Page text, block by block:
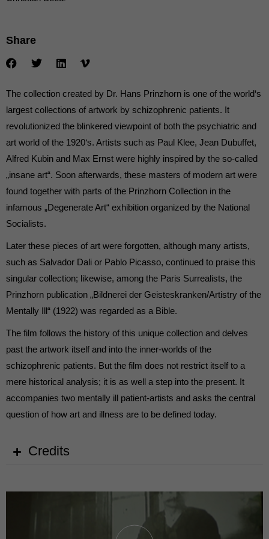
Share
The collection created by Dr. Hans Prinzhorn is one of the world‘s
largest collections of artwork by schizophrenic patients. It
revolutionized the blinkered viewpoint of both the psychiatric and
art world of the 1920‘s. Artists such as Paul Klee, Jean Dubuffet,
Alfred Kubin and Max Ernst were highly inspired by the so-called
„insane art“. Soon afterwards, these masters of modern art were
found together with parts of the Prinzhorn Collection in the
infamous „Degenerate Art“ exhibition organized by the National
Socialists.
Later these pieces of art were forgotten, although many artists,
such as Salvador Dali or Pablo Picasso, continued to praise this
singular collection; likewise, among the Paris Surrealists, the
Prinzhorn publication „Bildnerei der Geisteskranken/Artistry of the
Mentally Ill“ (1922) was regarded as a Bible.
The film follows the history of this unique collection and delves
past the artwork itself and into the inner-worlds of the
schizophrenic patients. But the film does not restrict itself to a
mere historical analysis; it is as well a step into the present. It
accompanies two mentally ill patient-artists and asks the central
question of how art and illness are to be defined today.
Credits
die einwandfreie Funktion der Website erforderlich.
Externe Medien (7)
Inhalte von Videoplattformen und Social-Media-Plattformen werden
mehr.
Cookie-Informationen anzeigen
powered by Borlabs Cookie